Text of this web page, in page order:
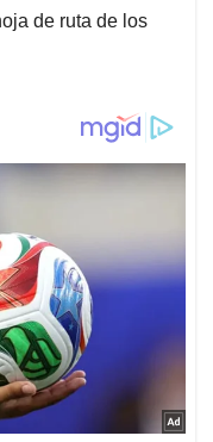
de ruta de los